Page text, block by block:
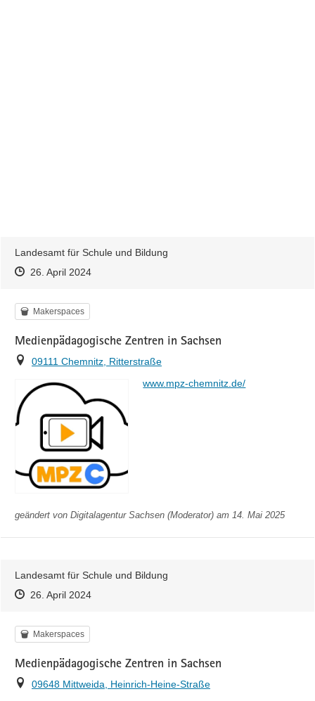
Landesamt für Schule und Bildung
Zeitpunkt des Erstellens
Zeitpunkt des Erstellens
26. April 2024Zur Äußerung
Kategorie
Makerspaces
Medienpädagogische Zentren in Sachsen
Ort
09111 Chemnitz, Ritterstraße
https://
www.mpz-chemnitz.de/
geändert von Digitalagentur Sachsen (Moderator) am 14. Mai 2025
Landesamt für Schule und Bildung
Zeitpunkt des Erstellens
Zeitpunkt des Erstellens
26. April 2024Zur Äußerung
Kategorie
Makerspaces
Medienpädagogische Zentren in Sachsen
Ort
09648 Mittweida, Heinrich-Heine-Straße